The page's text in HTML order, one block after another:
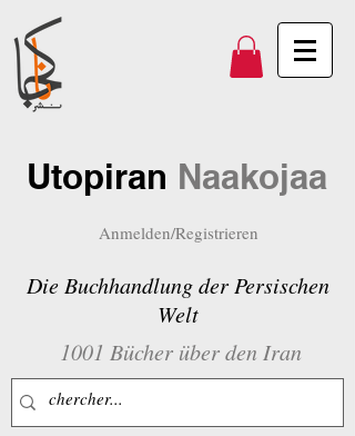
Utopiran Naakojaa
Anmelden/Registrieren
Die Buchhandlung der Persischen
Welt
1001 Bücher über den Iran